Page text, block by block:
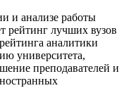
и анализе работы
рейтинг лучших вузов
аналитики
университета,
преподавателей и